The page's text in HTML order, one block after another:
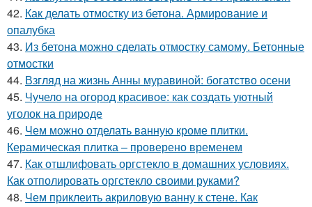
42. Как делать отмостку из бетона. Армирование и
опалубка
43. Из бетона можно сделать отмостку самому. Бетонные
отмостки
44. Взгляд на жизнь Анны муравиной: богатство осени
45. Чучело на огород красивое: как создать уютный
уголок на природе
46. Чем можно отделать ванную кроме плитки.
Керамическая плитка – проверено временем
47. Как отшлифовать оргстекло в домашних условиях.
Как отполировать оргстекло своими руками?
48. Чем приклеить акриловую ванну к стене. Как